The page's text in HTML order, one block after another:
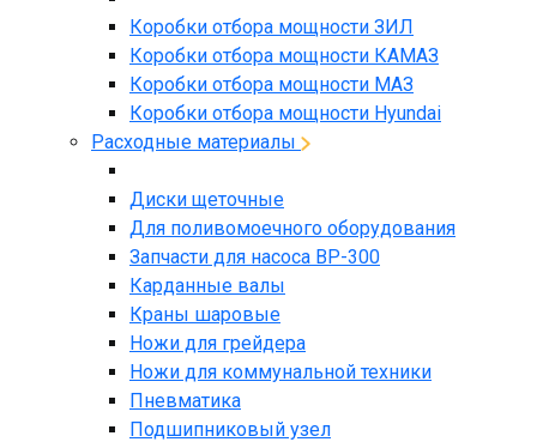
Коробки отбора мощности ЗИЛ
Коробки отбора мощности КАМАЗ
Коробки отбора мощности МАЗ
Коробки отбора мощности Hyundai
Расходные материалы
Диски щеточные
Для поливомоечного оборудования
Запчасти для насоса BP-300
Карданные валы
Краны шаровые
Ножи для грейдера
Ножи для коммунальной техники
Пневматика
Подшипниковый узел